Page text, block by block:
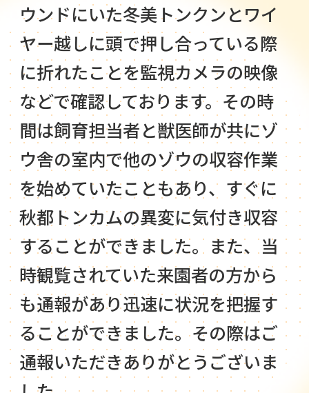
ウンドにいた冬美トンクンとワイ
ヤー越しに頭で押し合っている際
に折れたことを監視カメラの映像
などで確認しております。その時
間は飼育担当者と獣医師が共にゾ
ウ舎の室内で他のゾウの収容作業
を始めていたこともあり、すぐに
秋都トンカムの異変に気付き収容
することができました。また、当
時観覧されていた来園者の方から
も通報があり迅速に状況を把握す
ることができました。その際はご
通報いただきありがとうございま